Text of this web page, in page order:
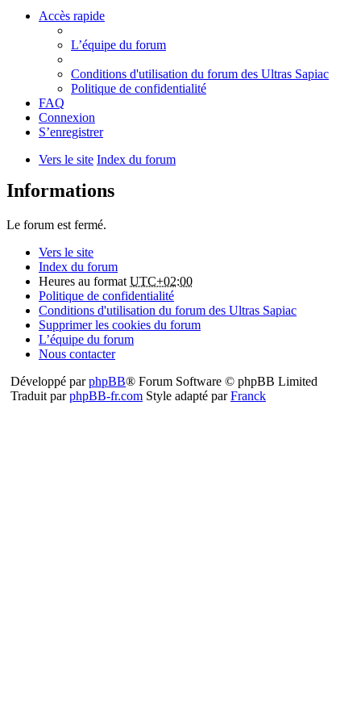
Accès rapide
L’équipe du forum
Conditions d'utilisation du forum des Ultras Sapiac
Politique de confidentialité
FAQ
Connexion
S’enregistrer
Vers le site Index du forum
Informations
Le forum est fermé.
Vers le site
Index du forum
Heures au format UTC+02:00
Politique de confidentialité
Conditions d'utilisation du forum des Ultras Sapiac
Supprimer les cookies du forum
L’équipe du forum
Nous contacter
Développé parphpBB® Forum Software © phpBB Limited
Traduit parphpBB-fr.com Style adapté parFranck